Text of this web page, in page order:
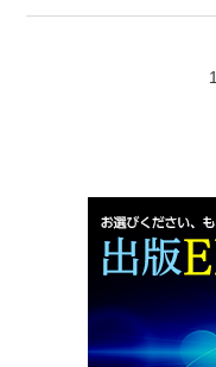
1